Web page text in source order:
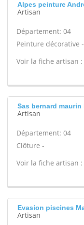
Alpes peinture
Artisan
Département: 04
Peinture décorative -
Voir la fiche artisan :
Sas bernard
Artisan
Département: 04
Clôture -
Voir la fiche artisan :
Evasion piscines
Artisan